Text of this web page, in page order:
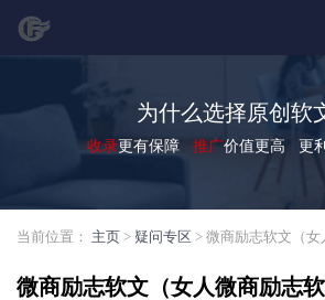
为什么选择原创软
收录更有保障 推广价值更高 更
当前位置： 主页 > 疑问专区 > 微商励志软文（女
微商励志软文（女人微商励志软